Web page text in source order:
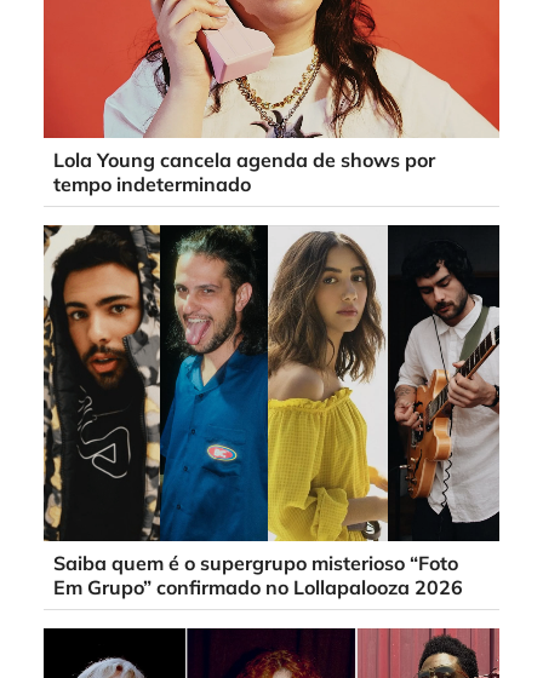
Lola Young cancela agenda de shows por
tempo indeterminado
Saiba quem é o supergrupo misterioso “Foto
Em Grupo” confirmado no Lollapalooza 2026